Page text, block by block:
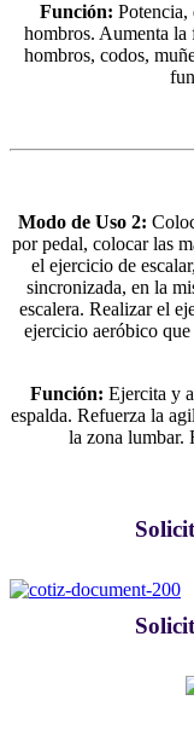
Función: Potencia,
hombros. Aumenta la
hombros, codos,
Modo de Uso 2:
por pedal, colocar las
el ejercicio de
sincronizada, en la
escalera. Realizar el
ejercicio aeróbico
Función: Ejercita y
espalda. Refuerza la
la zona lumbar.